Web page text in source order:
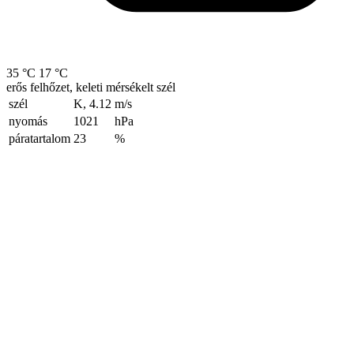
35 °C 17 °C
erős felhőzet, keleti mérsékelt szél
szél
K, 4.12 m/s
nyomás
1021
hPa
páratartalom 23 %